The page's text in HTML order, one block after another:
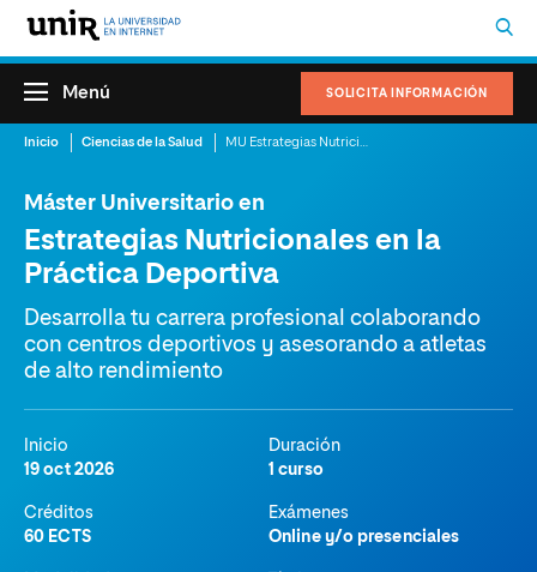
SOLICITA INFORMACIÓN
Menú
Inicio Ciencias de la Salud
Máster Universitario en
Estrategias Nutricionales en la
Práctica Deportiva
Desarrolla tu carrera profesional colaborando
con centros deportivos y asesorando a atletas
de alto rendimiento
Inicio
19 oct 2026
Duración
1 curso
Créditos
60 ECTS
Exámenes
Online y/o presenciales